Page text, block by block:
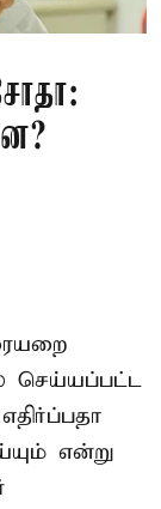
செய்யப்பட்ட
என்று